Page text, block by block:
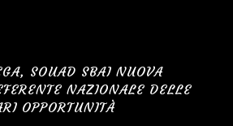
SOUAD SBAI NUOVA
NAZIONALE DELLE
OPPORTUNITÀ